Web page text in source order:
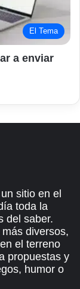
El Tema
a enviar
sitio en el
toda la
del saber.
diversos,
el terreno
propuestas y
humor o